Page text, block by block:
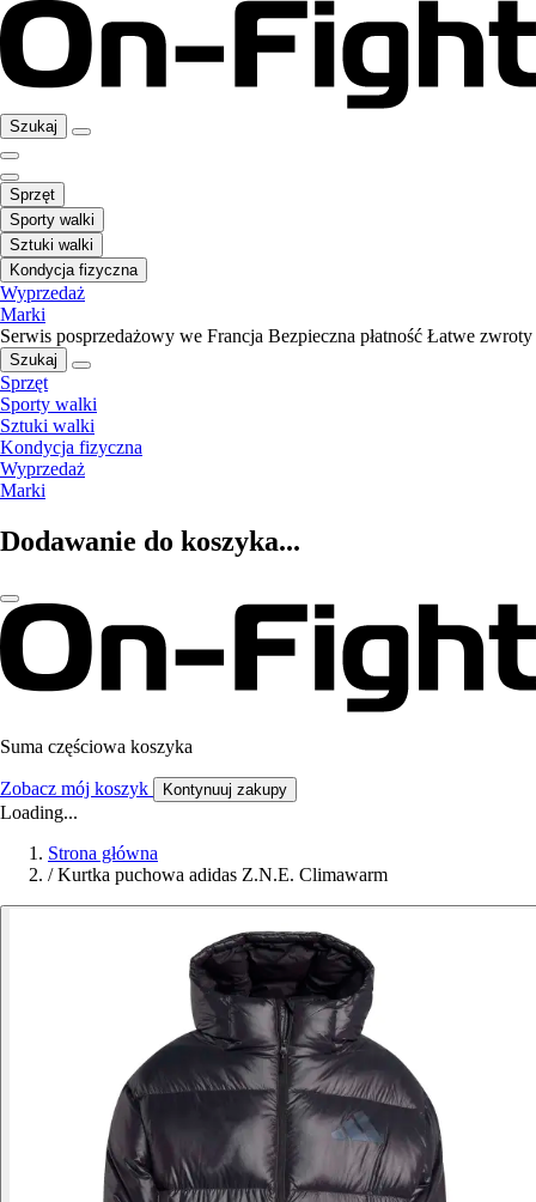
Szukaj
Sprzęt
Sporty walki
Sztuki walki
Kondycja fizyczna
Wyprzedaż
Marki
Serwis posprzedażowy we Francja Bezpieczna płatność Łatwe zwroty
Szukaj
Sprzęt
Sporty walki
Sztuki walki
Kondycja fizyczna
Wyprzedaż
Marki
Dodawanie do koszyka...
Suma częściowa koszyka
Zobacz mój koszyk Kontynuuj zakupy
Loading...
Strona główna
/ Kurtka puchowa adidas Z.N.E. Climawarm